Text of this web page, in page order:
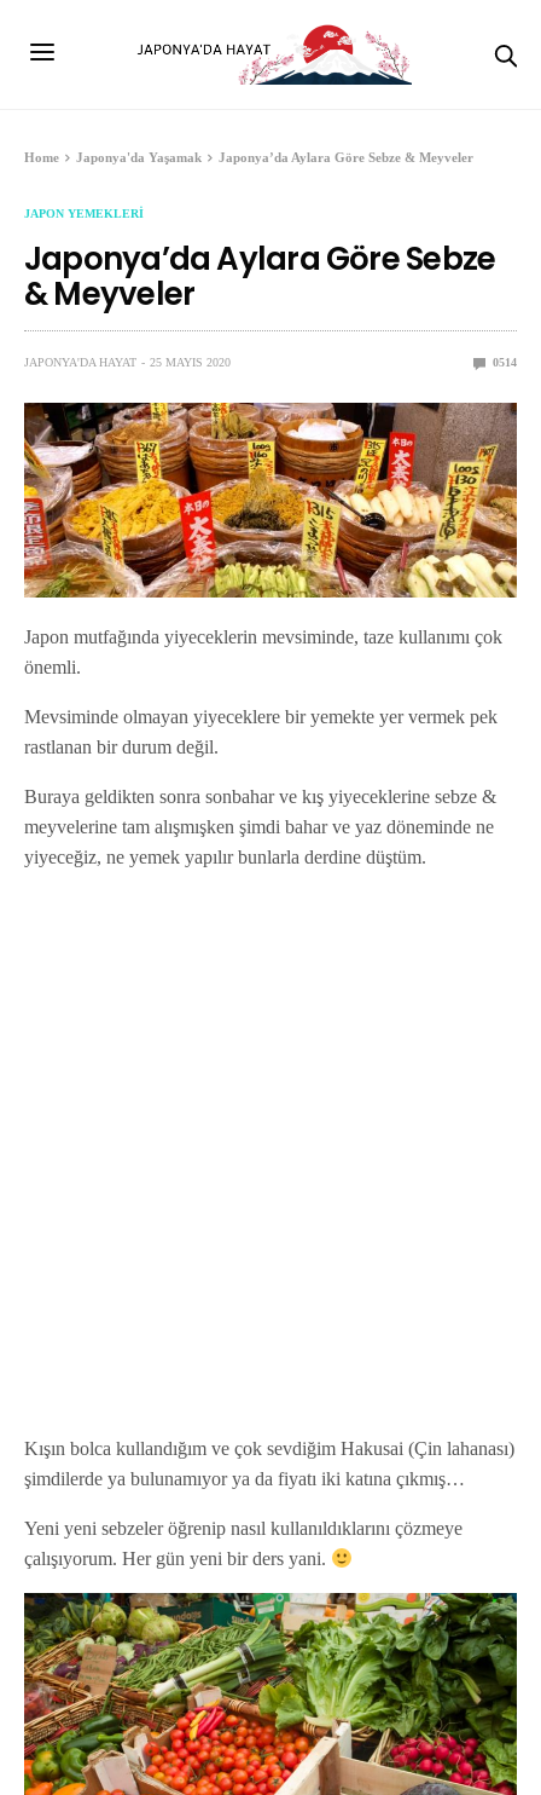
Home Japonya'da Yaşamak Japonya’da Aylara Göre Sebze & Meyveler
JAPON YEMEKLERI
Japonya’da Aylara Göre Sebze
& Meyveler
JAPONYA'DA HAYAT 25 MAYIS 2020 0514
Japon mutfağında yiyeceklerin mevsiminde, taze kullanımı çok
önemli.
Mevsiminde olmayan yiyeceklere bir yemekte yer vermek pek
rastlanan bir durum değil.
Buraya geldikten sonra sonbahar ve kış yiyeceklerine sebze &
meyvelerine tam alışmışken şimdi bahar ve yaz döneminde ne
yiyeceğiz, ne yemek yapılır bunlarla derdine düştüm.
Kışın bolca kullandığım ve çok sevdiğim Hakusai (Çin lahanası)
şimdilerde ya bulunamıyor ya da fiyatı iki katına çıkmış…
Yeni yeni sebzeler öğrenip nasıl kullanıldıklarını çözmeye
çalışıyorum. Her gün yeni bir ders yani.